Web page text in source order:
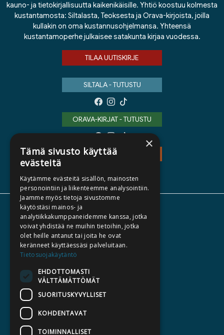
kauno- ja tietokirjallisuutta kaikenikäisille. Yhtiö koostuu kolmesta
kustantamosta: Siltalasta, Teoksesta ja Orava-kirjoista, joilla
kullakin on oma kustannusohjelmansa. Yhteensä
kustantamoperhe julkaisee satakunta kirjaa vuodessa.
TILAA UUTISKIRJE
SILTALA - TUTUSTU
ORAVA-KIRJAT - TUTUSTU
TEOS - TUTUSTU
TIETOA MEISTÄ
TEKIJÄT
KATALOGIT
HALUATKO KIRJAILIJAKSI
KIRJA TILAUSTYÖNÄ
×
Tämä sivusto käyttää
evästeitä
Käytämme evästeitä sisällön, mainosten
personointiin ja liikenteemme analysointiin.
Jaamme myös tietoja sivustomme
käytöstäsi mainos- ja
analytiikkakumppaneidemme kanssa, jotka
voivat yhdistää ne muihin tietoihin, jotka
olet heille antanut tai joita he ovat
keränneet käyttäessäsi palveluitaan.
Tietosuojakäytäntö
EHDOTTOMASTI
VÄLTTÄMÄTTÖMÄT
SUORITUSKYVYLLISET
KOHDENTAVAT
TOIMINNALLISET